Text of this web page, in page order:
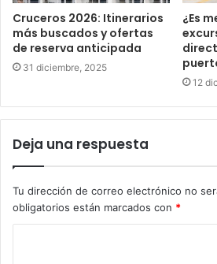
Cruceros 2026: Itinerarios
más buscados y ofertas
de reserva anticipada
31 diciembre, 2025
¿Es
12
Deja una respuesta
Tu dirección de correo electrónico no
obligatorios están marcados con *